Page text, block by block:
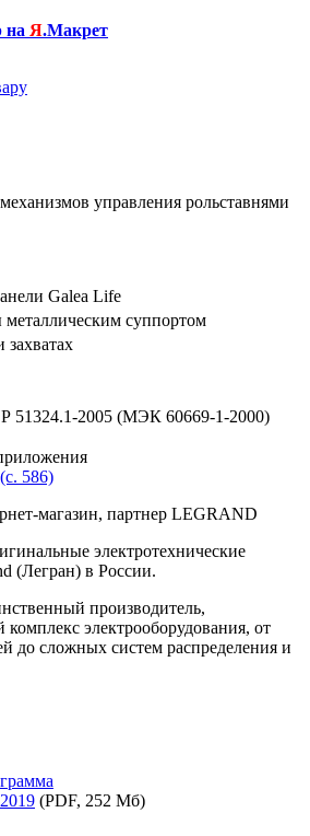
на Я.Макрет
управления рольставнями
Galea Life
суппортом
51324.1-2005 (МЭК 60669-1-2000)
586)
магазин, партнер LEGRAND
электротехнические
(Легран) в России.
производитель,
электрооборудования, от
до сложных систем распределения и
(PDF, 252 Мб)